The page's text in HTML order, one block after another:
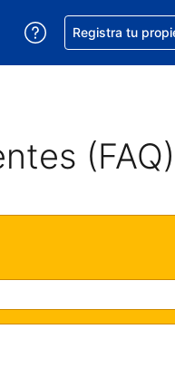
Tu moneda actual
el idioma que
Obtener ayuda
Registra tu
(FAQ)